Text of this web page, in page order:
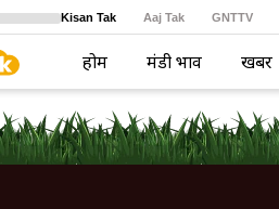
Kisan Tak Aaj Tak GNTTV
होम मंडी भाव खबरें